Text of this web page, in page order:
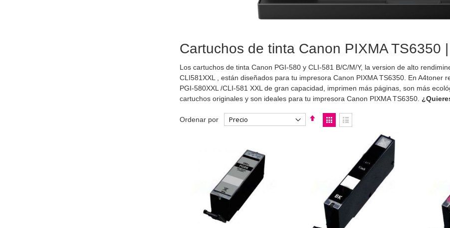
Cartuchos de tinta Canon PIXMA TS6350
Los cartuchos de tinta Canon PGI-580 y CLI-581 B/C/M/Y, la version de alto
CLI581XXL , están diseñados para tu impresora Canon PIXMA TS6350. En A4toner
PGI-580XXL /CLI-581 XXL de gran capacidad, imprimen más páginas, son más
cartuchos originales y son ideales para tu impresora Canon PIXMA TS6350.
Ordenar por
Fijar
Dirección
Ver
como